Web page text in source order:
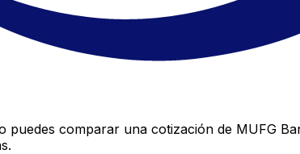
puedes comparar una cotización de MUFG